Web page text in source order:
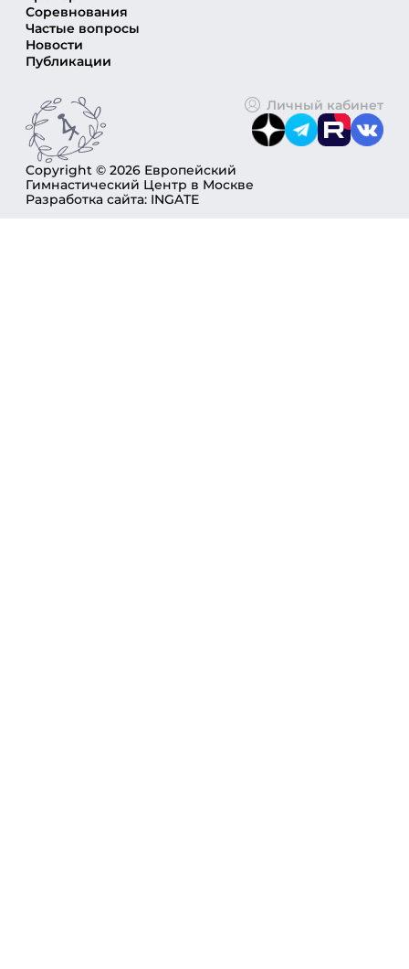
Соревнования
Частые вопросы
Новости
Публикации
Личный кабинет
Copyright © 2026 Европейский
Гимнастический Центр в Москве
Разработка сайта: INGATE